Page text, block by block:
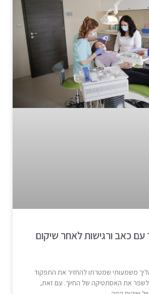
כאב ורגישות לאחר שיקום
משמעותי שמטרתו להחזיר את התפקוד
ולשפר את האסתטיקה של החיוך. עם זאת,